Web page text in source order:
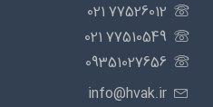
77526012 021
77510549 021
09351027656
info@hvak.ir